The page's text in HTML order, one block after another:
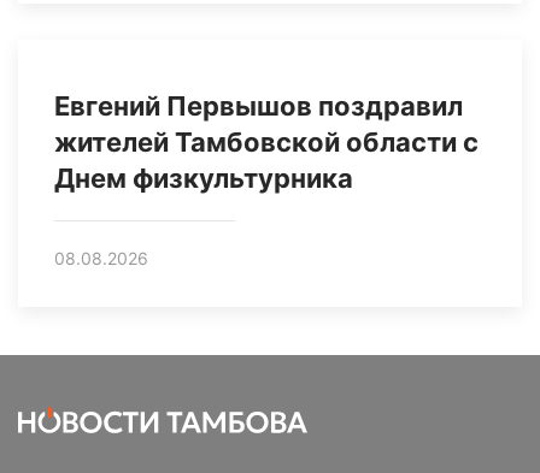
Евгений Первышов поздравил
жителей Тамбовской области с
Днем физкультурника
08.08.2026